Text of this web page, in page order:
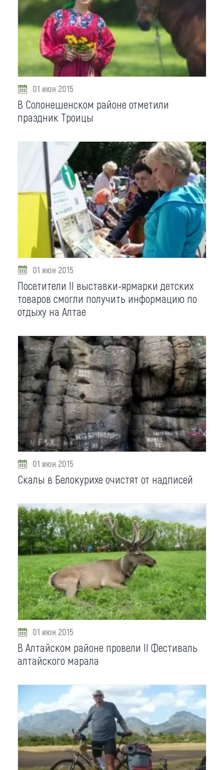
01 июн 2015
В Солонешенском районе отметили
праздник Троицы
01 июн 2015
Посетители II выставки-ярмарки детских
товаров смогли получить информацию по
отдыху на Алтае
01 июн 2015
Скалы в Белокурихе очистят от надписей
01 июн 2015
В Алтайском районе провели II Фестиваль
алтайского марала